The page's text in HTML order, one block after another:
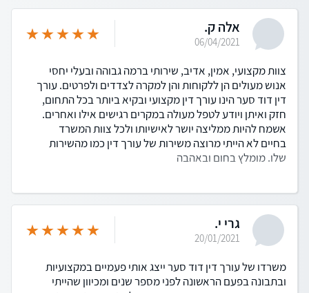
אלה ק.
06/04/2021
צוות מקצועי, אמין, אדיב, שירותי ברמה גבוהה ובעלי יחסי
אנוש מעולים הן ללקוחות והן למקרה לצדדים ולפרטים. עורך
דין דוד סער הינו עורך דין מקצועי ובקיא ביותר בכל התחום,
חזק ואיתן ויודע לטפל מעולה במקרים רגישים אילו ואחרים.
אשמח להיות ממליצה יושר לאישיותו ולכל צוות המשרד
בחיים לא הייתי מרוצה משירות של עורך דין כמו מהשירות
שלו. מומלץ בחום ובאהבה
גרי י.
20/01/2021
משרדו של עורך דין דוד סער ייצג אותי פעמיים במקצועיות
ובתבונה בפעם הראשונה לפני מספר שנים ומכיוון שהייתי